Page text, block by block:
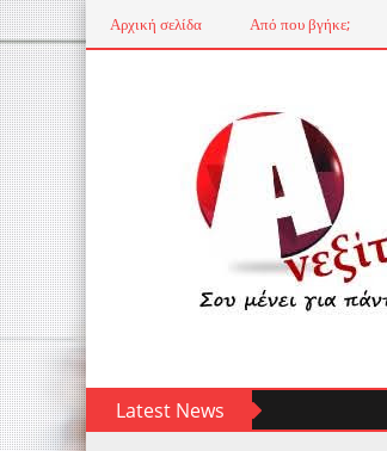
Αρχική σελίδα Από που βγήκε;
Latest News